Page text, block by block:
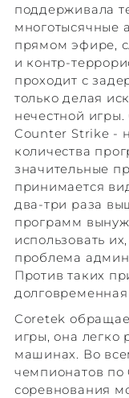
поддерживала
многотысячные
прямом эфире,
и контр-
проходит с
только делая
нечестной
Counter Strike -
количества
значительные
принимается
два-три раза
программ
использовать
проблема
Против таких
Coretek
игры, она легко
машинах. Во
чемпионатов
соревнования